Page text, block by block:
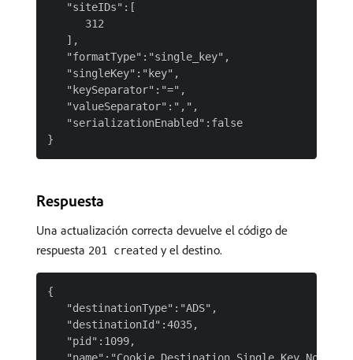
   "siteIDs":[
      312
   ],
   "formatType":"single_key",
   "singleKey":"key",
   "keySeparator":"=",
   "valueSeparator":",",
   "serializationEnabled":false
Respuesta
Una actualización correcta devuelve el código de
respuesta 201 created y el destino.
{
   "destinationType":"ADS",
   "destinationId":4035,
   "pid":1099,